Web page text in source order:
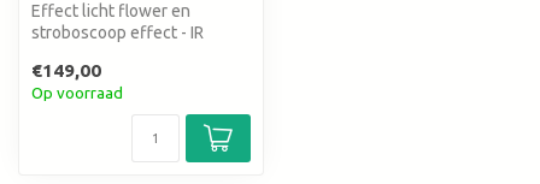
Effect licht flower en
stroboscoop effect - IR
€149,00
Op voorraad